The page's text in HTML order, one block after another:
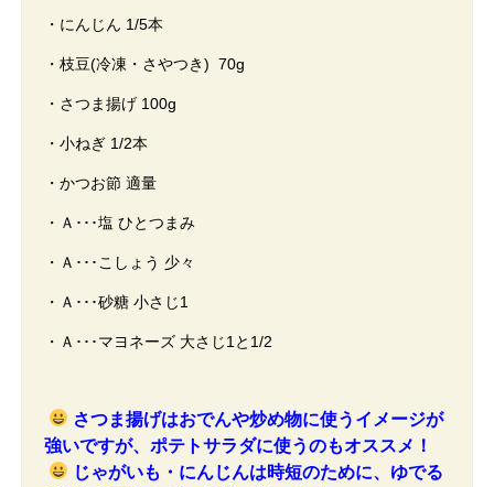
・にんじん 1/5本
・枝豆(冷凍・さやつき) 70g
・さつま揚げ 100g
・小ねぎ 1/2本
・かつお節 適量
・Ａ･･･塩 ひとつまみ
・Ａ･･･こしょう 少々
・Ａ･･･砂糖 小さじ1
・Ａ･･･マヨネーズ 大さじ1と1/2
さつま揚げはおでんや炒め物に使うイメージが
強いですが、ポテトサラダに使うのもオススメ！
じゃがいも・にんじんは時短のために、ゆでる